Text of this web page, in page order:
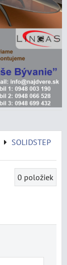
SOLIDSTEP
0 položiek